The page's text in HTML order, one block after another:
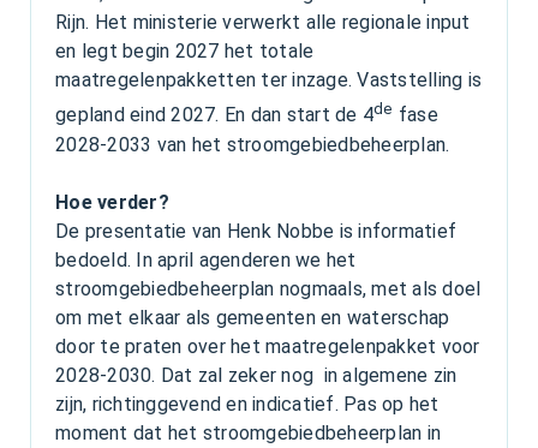
Rijn. Het ministerie verwerkt alle regionale input
en legt begin 2027 het totale
maatregelenpakketten ter inzage. Vaststelling is
gepland eind 2027. En dan start de 4de fase
2028-2033 van het stroomgebiedbeheerplan.
Hoe verder?
De presentatie van Henk Nobbe is informatief
bedoeld. In april agenderen we het
stroomgebiedbeheerplan nogmaals, met als doel
om met elkaar als gemeenten en waterschap
door te praten over het maatregelenpakket voor
2028-2030. Dat zal zeker nog in algemene zin
zijn, richtinggevend en indicatief. Pas op het
moment dat het stroomgebiedbeheerplan in